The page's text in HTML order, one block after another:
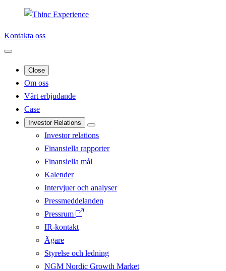
Kontakta oss
Close
Om oss
Vårt erbjudande
Case
Investor Relations
Investor relations
Finansiella rapporter
Finansiella mål
Kalender
Intervjuer och analyser
Pressmeddelanden
Pressrum
IR-kontakt
Ägare
Styrelse och ledning
NGM Nordic Growth Market